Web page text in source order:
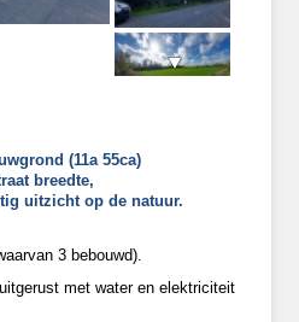
(11a 55ca)
breedte,
uitzicht op de natuur.
3 bebouwd).
met water en elektriciteit